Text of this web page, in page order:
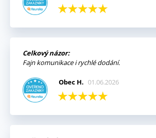
Celkový názor:
Fajn komunikace i rychlé dodání.
Obec H. 01.06.2026